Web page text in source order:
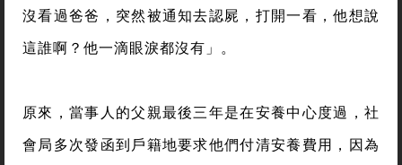
沒看過爸爸，突然被通知去認屍，打開一看，他想說
這誰啊？他一滴眼淚都沒有」。
原來，當事人的父親最後三年是在安養中心度過，社
會局多次發函到戶籍地要求他們付清安養費用，因為